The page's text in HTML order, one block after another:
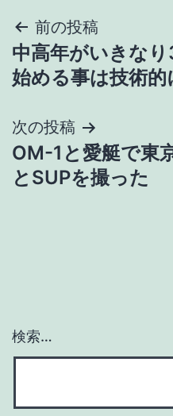
投
稿
ビ
ゲ
ン
前の投稿
中高年がいきなり
始める事は技術的
次の投稿
OM-1と愛艇で東
とSUPを撮った
検索…